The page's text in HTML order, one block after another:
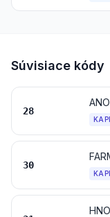
Súvisiace kódy
28
30